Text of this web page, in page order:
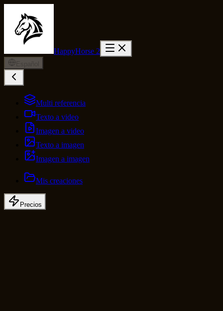
HappyHorse 2
Multi referencia
Texto a video
Imagen a video
Texto a imagen
Imagen a imagen
Mis creaciones
Precios